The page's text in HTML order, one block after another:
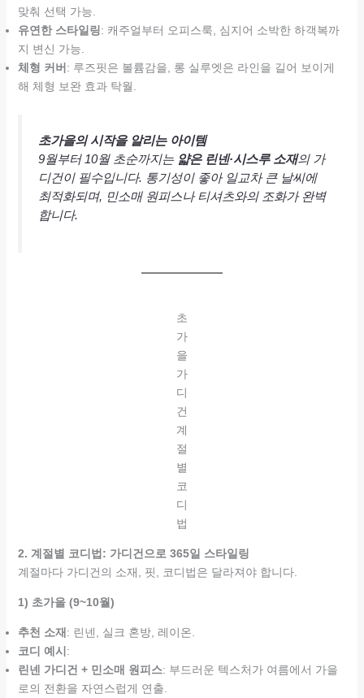
맞춰 선택 가능.
유연한 스타일링: 캐주얼부터 오피스룩, 심지어 소박한 하객복까
지 변신 가능.
체형 커버 : 루즈핏은 볼륨감을, 롱 실루엣은 라인을 길어 보이게
해 체형 보완 효과 탁월.
초가을의 시작을 알리는 아이템
9월부터 10월 초순까지는 얇은 린넨·시스루 소재의 가
디건이 필수입니다. 통기성이 좋아 일교차 큰 날씨에
최적화되며, 민소매 원피스나 티셔츠와의 조화가 완벽
합니다.
초
가
을
가
디
건
계
절
별
코
디
법
2. 계절별 코디법: 가디건으로 365일 스타일링
계절마다 가디건의 소재, 핏, 코디법은 달라져야 합니다.
1) 초가을 (9~10월)
추천 소재: 린넨, 실크 혼방, 레이온.
코디 예시:
린넨 가디건 + 민소매 원피스: 부드러운 텍스처가 여름에서 가을
로의 전환을 자연스럽게 연출.